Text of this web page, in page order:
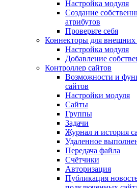
Настройка модуля
Создание
атрибутов
Проверьте себя
Коннекторы для внешних
Настройка модуля
Добавление
Контроллер сайтов
Возможности и
сайтов
Настройки модуля
Сайты
Группы
Задачи
Журнал и история
Удаленное
Передача файла
Счётчики
Авторизация
Публикация